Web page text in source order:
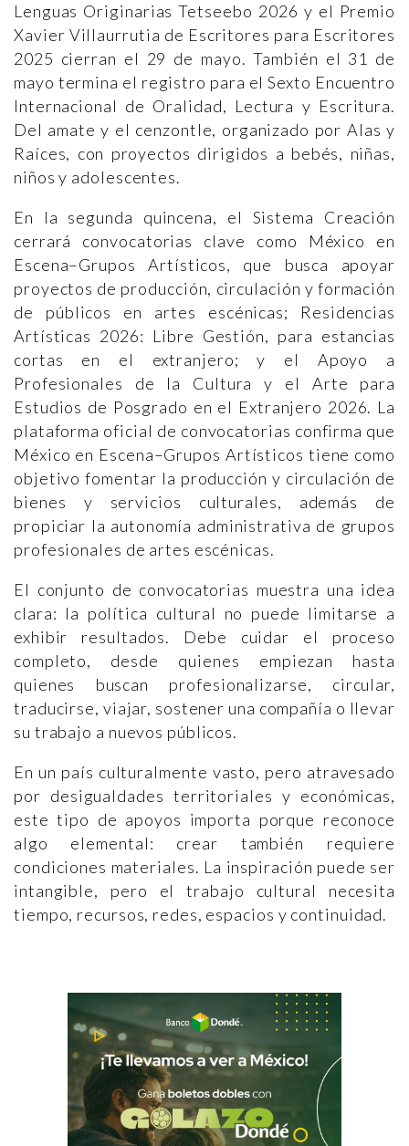
Lenguas Originarias Tetseebo 2026 y el Premio
Xavier Villaurrutia de Escritores para Escritores
2025 cierran el 29 de mayo. También el 31 de
mayo termina el registro para el Sexto Encuentro
Internacional de Oralidad, Lectura y Escritura.
Del amate y el cenzontle, organizado por Alas y
Raíces, con proyectos dirigidos a bebés, niñas,
niños y adolescentes.
En la segunda quincena, el Sistema Creación
cerrará convocatorias clave como México en
Escena–Grupos Artísticos, que busca apoyar
proyectos de producción, circulación y formación
de públicos en artes escénicas; Residencias
Artísticas 2026: Libre Gestión, para estancias
cortas en el extranjero; y el Apoyo a
Profesionales de la Cultura y el Arte para
Estudios de Posgrado en el Extranjero 2026. La
plataforma oficial de convocatorias confirma que
México en Escena–Grupos Artísticos tiene como
objetivo fomentar la producción y circulación de
bienes y servicios culturales, además de
propiciar la autonomía administrativa de grupos
profesionales de artes escénicas.
El conjunto de convocatorias muestra una idea
clara: la política cultural no puede limitarse a
exhibir resultados. Debe cuidar el proceso
completo, desde quienes empiezan hasta
quienes buscan profesionalizarse, circular,
traducirse, viajar, sostener una compañía o llevar
su trabajo a nuevos públicos.
En un país culturalmente vasto, pero atravesado
por desigualdades territoriales y económicas,
este tipo de apoyos importa porque reconoce
algo elemental: crear también requiere
condiciones materiales. La inspiración puede ser
intangible, pero el trabajo cultural necesita
tiempo, recursos, redes, espacios y continuidad.